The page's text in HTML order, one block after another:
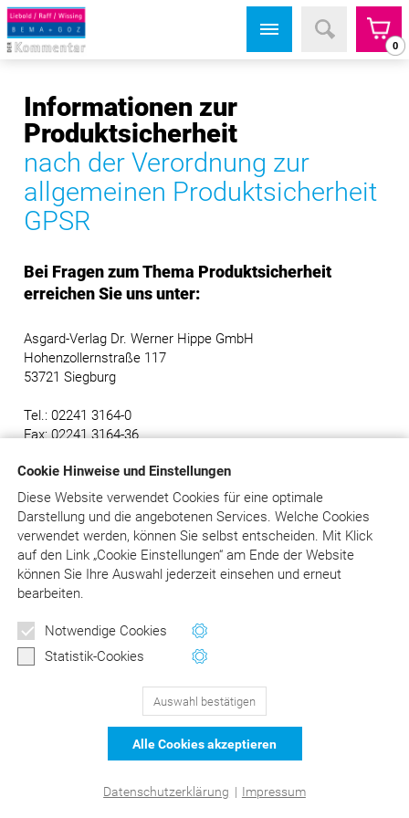
Cookie Hinweise und Einstellungen
Diese Website verwendet Cookies für eine optimale
Darstellung und die angebotenen Services. Welche Cookies
verwendet werden, können Sie selbst entscheiden. Mit Klick
aufden Link „Cookie Einstellungen“ am Ende der Website
können Sie Ihre Auswahl jederzeit einsehen und erneut
bearbeiten.
Notwendige Cookies
Statistik-Cookies
Auswahl bestätigen
Alle Cookies akzeptieren
Datenschutzerklärung | Impressum
0
Informationen zur
Produktsicherheit
nach der Verordnung zur
allgemeinen Produktsicherheit
GPSR
Bei Fragen zum Thema Produktsicherheit
erreichen Sie uns unter:
Asgard-Verlag Dr. Werner Hippe GmbH
Hohenzollernstraße 117
53721 Siegburg
Tel.: 02241 3164-0
Fax: 02241 3164-36
DER Kommentar zu BEMA und
GOZ –Liebold/Raff/Wissing
129 Bewertungen auf ProvenExpert.com